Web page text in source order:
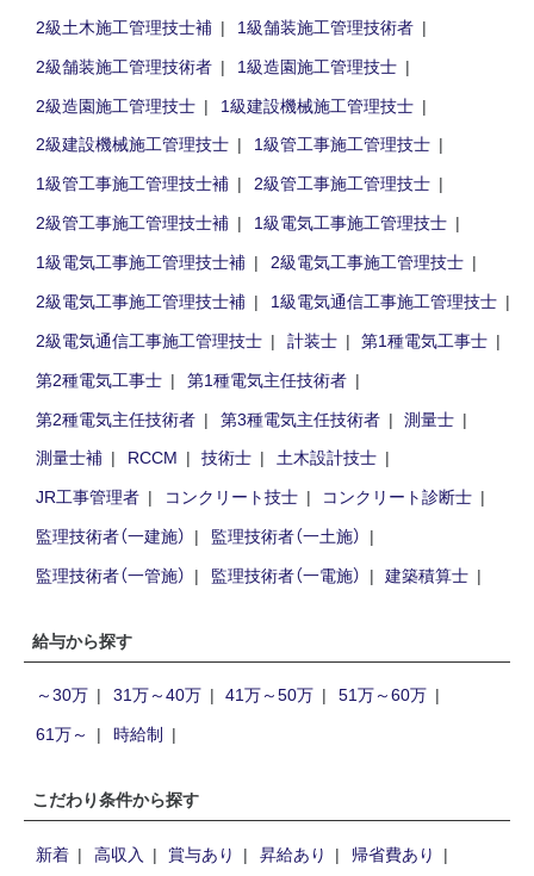
2級土木施工管理技士補
1級舗装施工管理技術者
2級舗装施工管理技術者
1級造園施工管理技士
2級造園施工管理技士
1級建設機械施工管理技士
2級建設機械施工管理技士
1級管工事施工管理技士
1級管工事施工管理技士補
2級管工事施工管理技士
2級管工事施工管理技士補
1級電気工事施工管理技士
1級電気工事施工管理技士補
2級電気工事施工管理技士
2級電気工事施工管理技士補
1級電気通信工事施工管理技士
2級電気通信工事施工管理技士
計装士
第1種電気工事士
第2種電気工事士
第1種電気主任技術者
第2種電気主任技術者
第3種電気主任技術者
測量士
測量士補
RCCM 技術士
土木設計技士
JR工事管理者
コンクリート技士
コンクリート診断士
監理技術者（一建施）
監理技術者（一土施）
監理技術者（一管施）
監理技術者（一電施） 建築積算士
給与から探す
～30万 31万～40万 41万～50万
51万～60万
61万～
時給制
こだわり条件から探す
新着 高収入 賞与あり 昇給あり
帰省費あり